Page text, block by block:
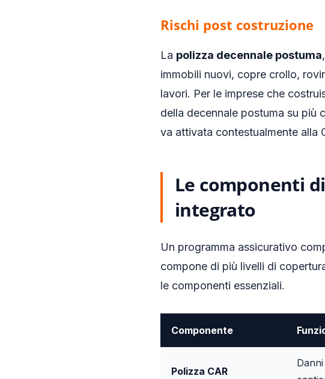
Rischi post costruzione
La polizza decennale postuma
immobili nuovi, copre crollo,
lavori. Per le imprese che
della decennale postuma su più
va attivata contestualmente alla
Le componenti
integrato
Un programma assicurativo
compone di più livelli di
le componenti essenziali.
Componente
Polizza CAR